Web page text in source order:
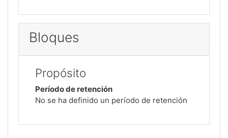
Bloques
Propósito
Período de retención
No se ha definido un período de retención